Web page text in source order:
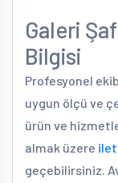
Galeri
Bilgisi
Profesyonel
uygun ölçü ve
ürün ve
almak üzere
geçebilirsiniz.